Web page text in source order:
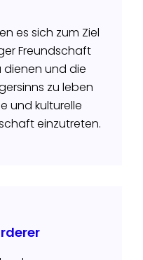
es sich zum Ziel
Freundschaft
und die
zu leben
und kulturelle
einzutreten.